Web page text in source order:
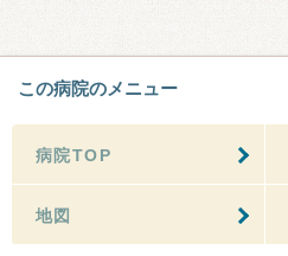
この病院のメニュー
病院TOP
地図